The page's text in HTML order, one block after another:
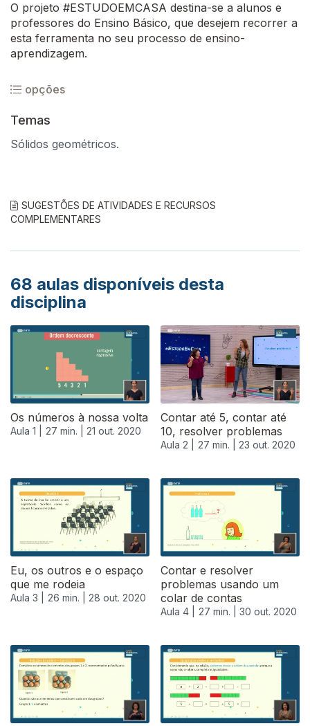
O projeto #ESTUDOEMCASA destina-se a alunos e
professores do Ensino Básico, que desejem recorrer a
esta ferramenta no seu processo de ensino-
aprendizagem.
opções
Temas
Sólidos geométricos.
SUGESTÕES DE ATIVIDADES E RECURSOS
COMPLEMENTARES
68 aulas disponíveis desta
disciplina
Os números à nossa volta
Aula 1 | 27 min. | 21 out. 2020
Contar até 5, contar até
10, resolver problemas
Aula 2 | 27 min. | 23 out. 2020
Eu, os outros e o espaço
que me rodeia
Aula 3 | 26 min. | 28 out. 2020
Contar e resolver
problemas usando um
colar de contas
Aula 4 | 27 min. | 30 out. 2020